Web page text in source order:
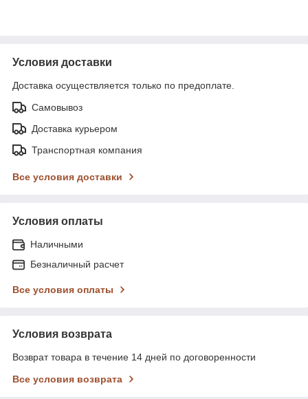
Условия доставки
Доставка осуществляется только по предоплате.
Самовывоз
Доставка курьером
Транспортная компания
Все условия доставки
Условия оплаты
Наличными
Безналичный расчет
Все условия оплаты
Условия возврата
Возврат товара в течение 14 дней по договоренности
Все условия возврата